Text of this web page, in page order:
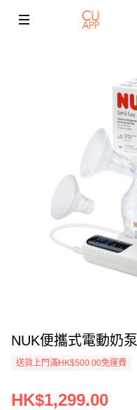
NUK便攜式電動奶泵
送貨上門滿HK$500.00免運費
HK$1,299.00